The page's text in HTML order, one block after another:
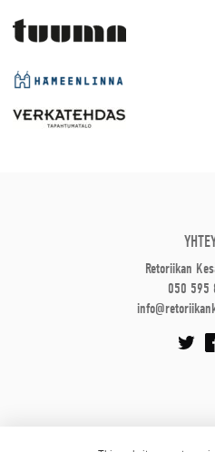
Retoriikan
050 595